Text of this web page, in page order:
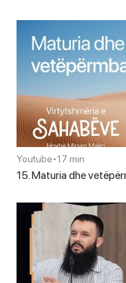
Youtube•17 min
15. Maturia dhe